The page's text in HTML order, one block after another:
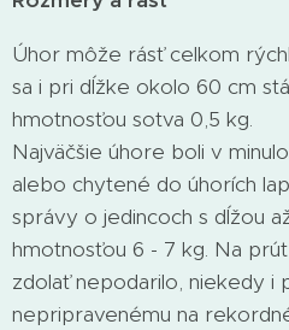
Úhor môže rásť celkom
sa i pri dĺžke okolo 60 cm
hmotnosťou sotva 0,5 kg.
Najväčšie úhore boli v
alebo chytené do úhorích
správy o jedincoch s dĺžou
hmotnosťou 6 - 7 kg. Na
zdolať nepodarilo, niekedy
nepripravenému na